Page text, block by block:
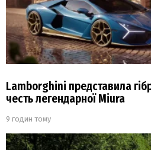
Lamborghini представила
честь легендарної Miura
9 годин тому